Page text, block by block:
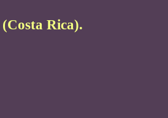
Rica).